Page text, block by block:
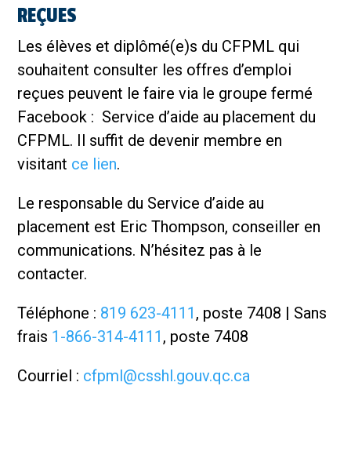
REÇUES
Les élèves et diplômé(e)s du CFPML qui
souhaitent consulter les offres d’emploi
reçues peuvent le faire via le groupe fermé
Facebook : Service d’aide au placement du
CFPML. Il suffit de devenir membre en
visitant ce lien.
Le responsable du Service d’aide au
placement est Eric Thompson, conseiller en
communications. N’hésitez pas à le
contacter.
Téléphone : 819 623-4111 , poste 7408 | Sans
frais 1-866-314-4111 , poste 7408
Courriel : cfpml@csshl.gouv.qc.ca